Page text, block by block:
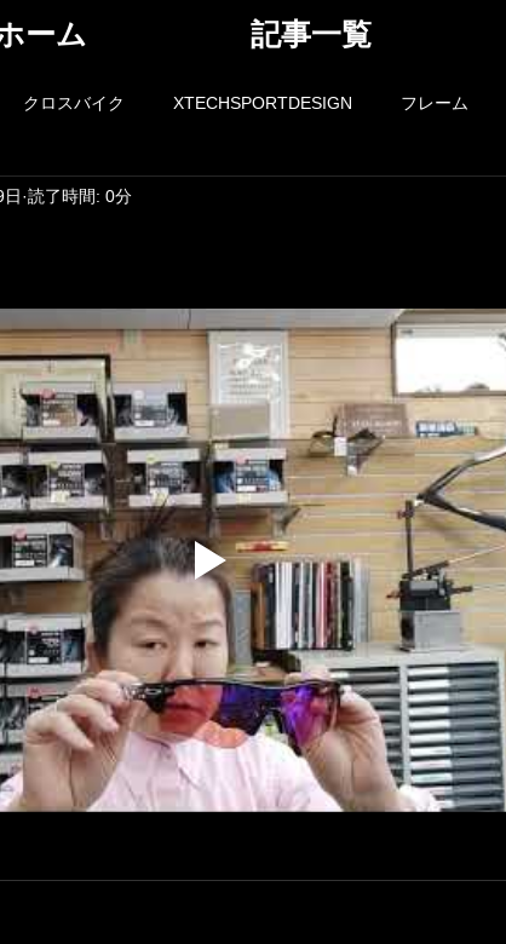
ーム 記事一覧
クロスバイク XTECHSPORTDESIGN フレーム
ア 携帯食
読了時間: 0分